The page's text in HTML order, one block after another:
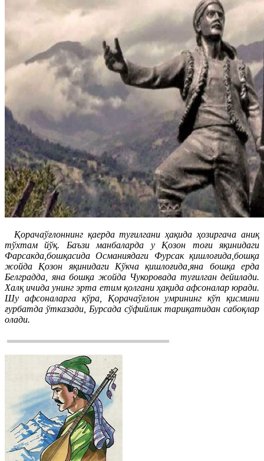
Қорачаўғлоннинг қаерда туғилгани ҳақида ҳозиргача аниқ
тўхтам йўқ. Баъзи манбаларда у Қозон тоғи яқинидаги
Фарсакда,бошқасида Османиядаги Фурсак қишлоғида,бошқа
жойда Қозон яқинидаги Кўкча қишлоғида,яна бошқа ерда
Белградда, яна бошқа жойда Чукоровада туғилган дейилади.
Халқ ичида унинг эрта етим қолгани ҳақида афсоналар юради.
Шу афсоналарга кўра, Қорачаўғлон умрининг кўп қисмини
ғурбатда ўтказади, Бурсада сўфийлик тариқатидан сабоқлар
олади.